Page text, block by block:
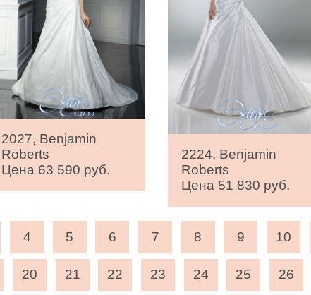
2027, Benjamin
Roberts
Цена 63 590 руб.
2224, Benjamin
Roberts
Цена 51 830 руб.
4 5 6 7 8 9 10
20 21 22 23 24 25 26